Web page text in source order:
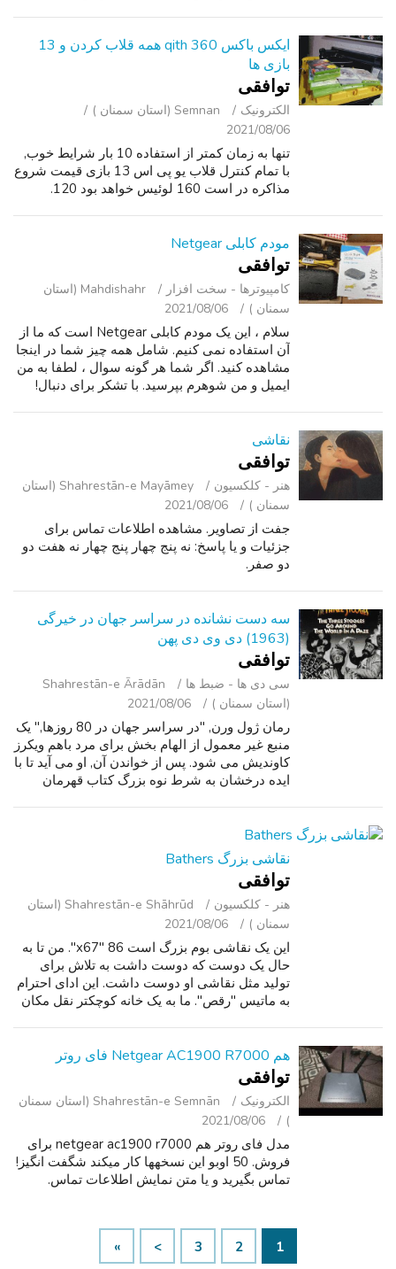
ایکس باکس 360 qith همه قلاب کردن و 13
بازی ها
توافقی
الکترونیک
Semnan (استان سمنان )
2021/08/06
تنها به زمان کمتر از استفاده 10 بار شرایط خوب,
با تمام کنترل قلاب یو پی اس 13 بازی قیمت شروع
مذاکره در است 160 لوئیس خواهد بود 120.
مودم کابلی Netgear
توافقی
کامپیوترها - سخت ‌افزار
Mahdishahr (استان
سمنان )
2021/08/06
سلام ، این یک مودم کابلی Netgear است که ما از
آن استفاده نمی کنیم. شامل همه چیز شما در اینجا
مشاهده کنید. اگر شما هر گونه سوال ، لطفا به من
ایمیل و من شوهرم بپرسید. با تشکر برای دنبال!
نقاشی
توافقی
هنر - کلکسیون
Shahrestān-e Mayāmey (استان
سمنان )
2021/08/06
جفت از تصاویر. مشاهده اطلاعات تماس برای
جزئیات و یا پاسخ: نه پنج چهار پنج چهار نه هفت دو
دو صفر.
سه دست نشانده در سراسر جهان در خیرگی
(1963) دی وی دی پهن
توافقی
سی ‌دی ‌ها - ضبط‌ ها
Shahrestān-e Ārādān
(استان سمنان )
2021/08/06
رمان ژول ورن, "در سراسر جهان در 80 روزها," یک
منبع غیر معمول از الهام بخش برای مرد باهم ویکرز
کاوندیش می شود. پس از خواندن آن, او می آید تا با
ایده درخشان به شرط نوه بزرگ کتاب قهرمان
نقاشی بزرگ Bathers
توافقی
هنر - کلکسیون
Shahrestān-e Shāhrūd (استان
سمنان )
2021/08/06
این یک نقاشی بوم بزرگ است 86 "x67". من تا به
حال یک دوست که دوست داشت به تلاش برای
تولید مثل نقاشی او دوست داشت. این ادای احترام
به ماتیس "رقص". ما به یک خانه کوچکتر نقل مکان
هم Netgear AC1900 R7000 فای روتر
توافقی
الکترونیک
Shahrestān-e Semnān (استان سمنان
)
2021/08/06
مدل فای روتر هم netgear ac1900 r7000 برای
فروش. 50 اوبو این نسخهها کار میکند شگفت انگیز!
تماس بگیرید و یا متن نمایش اطلاعات تماس.
1
2
3
>
»